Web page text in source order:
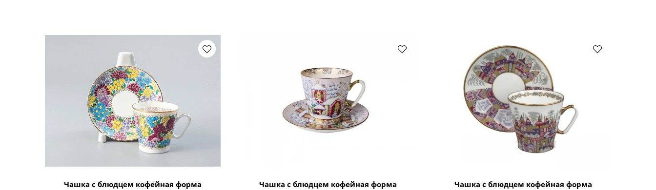
Чашка с блюдцем кофейная форма
Чашка с блюдцем кофейная форма
Чашка с блюдцем кофейная форма